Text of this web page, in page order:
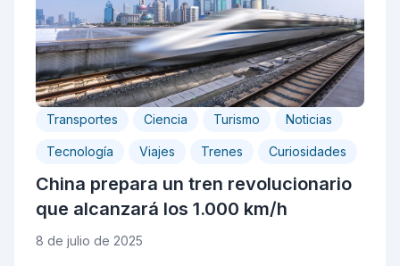
Transportes Ciencia Turismo Noticias
Tecnología Viajes Trenes Curiosidades
China prepara un tren revolucionario
que alcanzará los 1.000 km/h
8 de julio de 2025